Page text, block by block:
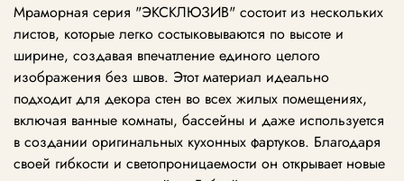
Мраморная серия "ЭКСКЛЮЗИВ" состоит из нескольких
листов, которые легко состыковываются по высоте и
ширине, создавая впечатление единого целого
изображения без швов. Этот материал идеально
подходит для декора стен во всех жилых помещениях,
включая ванные комнаты, бассейны и даже используется
в создании оригинальных кухонных фартуков. Благодаря
своей гибкости и светопроницаемости он открывает новые